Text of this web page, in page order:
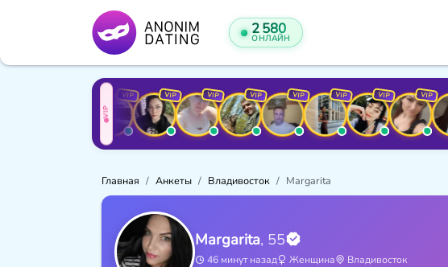
2 580
ОНЛАЙН
VIP
VIP VIP VIP VIP VIP VIP VIP
Главная Анкеты Владивосток Margarita
Margarita, 55
46 минут назад Женщина
Владивосток